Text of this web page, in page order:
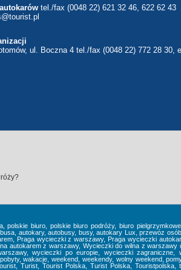
tel./fax (0048 22) 621 32 46, 622 62 43
ul. Boczna 4 tel./fax (0048 22) 772 28 30,
biuro, polskie biuro podróży, biuro
autokary, autobusy, busy, autokary Lux, przewóz
Praga wycieczki z warszawy, Praga wycieczki
autokarem z warszawy, Wycieczki do wilna z warszawy
wycieczki po europie, wycieczki zagraniczne,
wakacje, weekend, weekendy, wolny weekend,
Turist, Tourist Polska, Turist Polska,